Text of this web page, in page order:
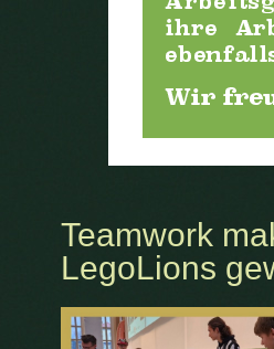
Teamwork
LegoLions